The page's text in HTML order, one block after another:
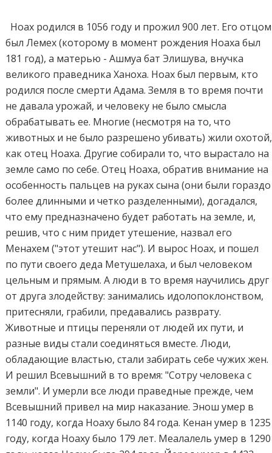
Ноах родился в 1056 году и прожил 900 лет. Его отцом
был Лемех (которому в момент рождения Ноаха был
181 год), а матерью - Ашмуа бат Элишува, внучка
великого праведника Ханоха. Ноах был первым, кто
родился после смерти Адама. Земля в то время почти
не давала урожай, и человеку не было смысла
обрабатывать ее. Многие (несмотря на то, что
животных и не было разрешено убивать) жили охотой,
как отец Ноаха. Другие собирали то, что вырастало на
земле само по себе. Отец Ноаха, обратив внимание на
особенность пальцев на руках сына (они были гораздо
более длинными и четко разделенными), догадался,
что ему предназначено будет работать на земле, и,
решив, что с ним придет утешение, назвал его
Менахем ("этот утешит нас"). И вырос Ноах, и пошел
по пути своего деда Метушелаха, и был человеком
цельным и прямым. А люди в то время научились друг
от друга злодейству: занимались идолопоклонством,
притесняли, грабили, предавались разврату.
Животные и птицы переняли от людей их пути, и
разные виды стали соединяться вместе. Люди,
обладающие властью, стали забирать себе чужих жен.
И решил Всевышний в то время: "Сотру человека с
земли". И умерли все люди праведные прежде, чем
Всевышний привел на мир наказание. Энош умер в
1140 году, когда Ноаху было 84 года. Кенан умер в 1235
году, когда Ноаху было 179 лет. Меалалель умер в 1290